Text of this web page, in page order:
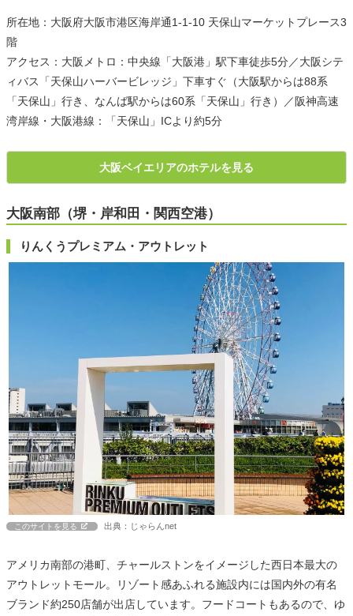
所在地：大阪府大阪市港区海岸通1-1-10 天保山マーケットプレース3
階
アクセス：大阪メトロ：中央線「大阪港」駅下車徒歩5分／大阪シテ
ィバス「天保山ハーバービレッジ」下車すぐ（大阪駅からは88系
「天保山」行き、なんば駅からは60系「天保山」行き）／阪神高速
湾岸線・大阪港線：「天保山」ICより約5分
大阪ベイエリアのホテルを見る
大阪南部（堺・岸和田・関西空港）
りんくうプレミアム・アウトレット
このサイトを見る 出典：じゃらんnet
アメリカ南部の港町、チャールストンをイメージした西日本最大の
アウトレットモール。リゾート感あふれる施設内には国内外の有名
ブランド約250店舗が出店しています。フードコートもあるので、ゆ